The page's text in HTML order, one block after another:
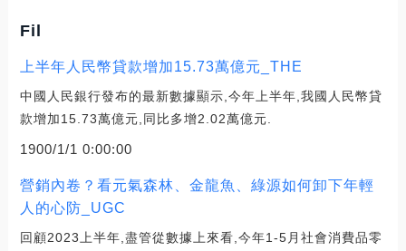
Fil
上半年人民幣貸款增加15.73萬億元_THE
中國人民銀行發布的最新數據顯示,今年上半年,我國人民幣貸
款增加15.73萬億元,同比多增2.02萬億元.
1900/1/1 0:00:00
營銷內卷？看元氣森林、金龍魚、綠源如何卸下年輕
人的心防_UGC
回顧2023上半年,盡管從數據上來看,今年1-5月社會消費品零